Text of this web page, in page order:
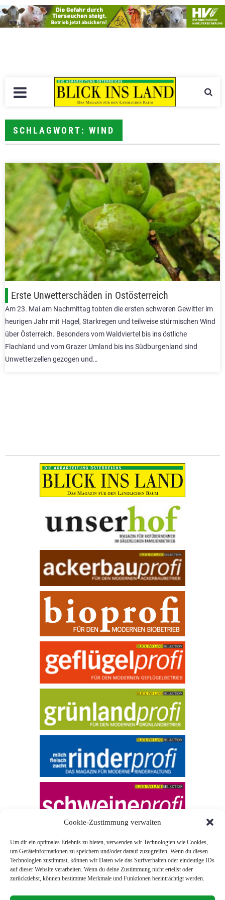
Cookie-Zustimmung verwalten
Um dir ein optimales Erlebnis zu bieten, verwenden wir Technologien wie Cookies,
um Geräteinformationen zu speichern und/oder darauf zuzugreifen. Wenn du diesen
Technologien zustimmst, können wir Daten wie das Surfverhalten oder eindeutige IDs
auf dieser Website verarbeiten. Wenn du deine Zustimmung nicht erteilst oder
zurückziehst, können bestimmte Merkmale und Funktionen beeinträchtigt werden.
SCHLAGWORT: WIND
Erste Unwetterschäden in Ostösterreich
Am 23. Mai am Nachmittag tobten die ersten schweren Gewitter im
heurigen Jahr mit Hagel, Starkregen und teilweise stürmischen Wind
über Österreich. Besonders vom Waldviertel bis ins östliche
Flachland und vom Grazer Umland bis ins Südburgenland sind
Unwetterzellen gezogen und…